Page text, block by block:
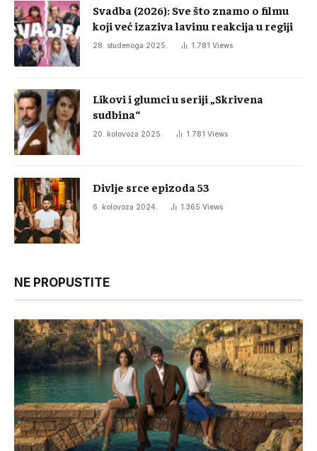
Svadba (2026): Sve što znamo o filmu
koji već izaziva lavinu reakcija u regiji
28. studenoga 2025. 1.781 Views
Likovi i glumci u seriji „Skrivena
sudbina“
20. kolovoza 2025. 1.781 Views
Divlje srce epizoda 53
6. kolovoza 2024. 1.365 Views
NE PROPUSTITE